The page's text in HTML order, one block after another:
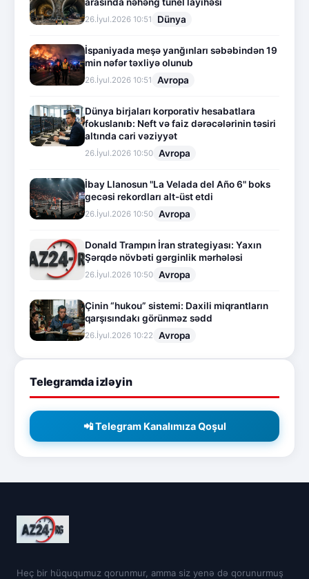
26.İyul.2026 10:51 Dünya
İspaniyada meşə yanğınları səbəbindən 19
min nəfər təxliyə olunub
26.İyul.2026 10:51 Avropa
Dünya birjaları korporativ hesabatlara
fokuslanıb: Neft və faiz dərəcələrinin təsiri
altında cari vəziyyət
26.İyul.2026 10:50 Avropa
İbay Llanosun "La Velada del Año 6" boks
gecəsi rekordları alt-üst etdi
26.İyul.2026 10:50 Avropa
Donald Trampın İran strategiyası: Yaxın
Şərqdə növbəti gərginlik mərhələsi
26.İyul.2026 10:50 Avropa
Çinin “hukou” sistemi: Daxili miqrantların
qarşısındakı görünməz sədd
26.İyul.2026 10:22 Avropa
Telegramda izləyin
📲 Telegram Kanalımıza Qoşul
Heç bir hüququmuz qorunmur, amma siz yenə də qorunurmuş